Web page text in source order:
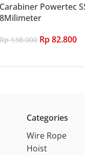
Carabiner Powertec
8Milimeter
Rp138.000 Rp82.800
Categories
Wire Rope
Hoist